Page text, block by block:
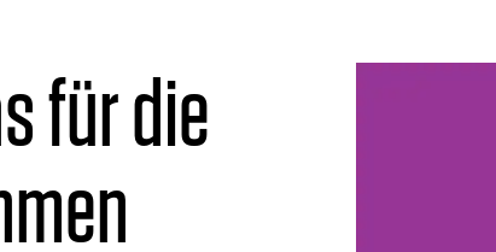
für die